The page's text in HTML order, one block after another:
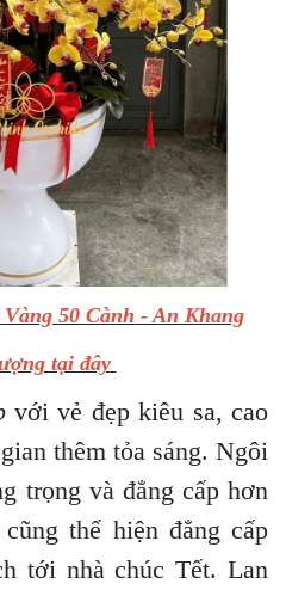
50 Cành - An Khang
tại đây
với vẻ đẹp kiêu sa, cao
thêm tỏa sáng. Ngôi
trọng và đẳng cấp hơn
thể hiện đẳng cấp
tới nhà chúc Tết. Lan